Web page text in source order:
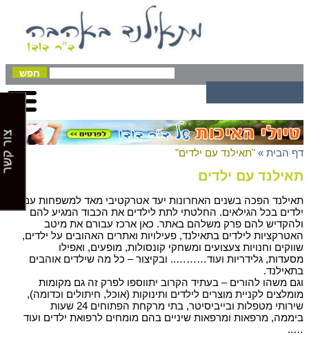
דף הבית » "תאילנד עם ילדים"
תאילנד עם ילדים
תאילנד הפכה בשנים האחרונות יעד אטרקטיבי מאד למשפחות עם
ילדים בכל הגילאים. החלטתי לתת לילדים את הכבוד המגיע להם
ולהקדיש להם פרק משלהם באתר. כאן ארכז עבורם את מיטב
האטרקציות לילדים בתאילנד, פעילויות ואתרים האהובים על ילדים,
שווקים וחנויות צעצועים ומשחקי קונסולות, מופעים, ואפילו
מסעדות, גלידריות ועוד……….. ובקיצור – כל מה שילדים אוהבים
בתאילנד.
וגם משהו להורים – בעתיד הקרוב יתווספו לפרק זה גם מקומות
מומלצים לקניית מוצרים לילדים ותינוקות (אוכל, חיתולים וכדומה),
שירותי מטפלות ובייביסיטר, בתי מרקחת הפתוחים 24 שעות
ביממה, מרפאות ומרפאות שיניים בהם מומחים לרפואת ילדים ועוד
…..
צור קשר